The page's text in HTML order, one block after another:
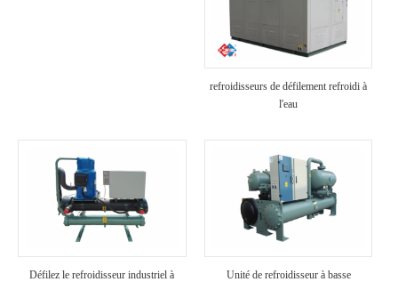
refroidisseurs de défilement refroidi à
l'eau
Défilez le refroidisseur industriel à
Unité de refroidisseur à basse